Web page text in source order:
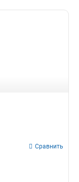
Сравнить